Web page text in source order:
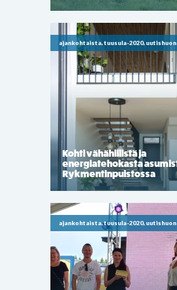
ajankohtaista, tuusula-2020,
Kohti vähähiilistä ja
energiatehokasta
Rykmentinpuistossa
ajankohtaista, tuusula-2020,